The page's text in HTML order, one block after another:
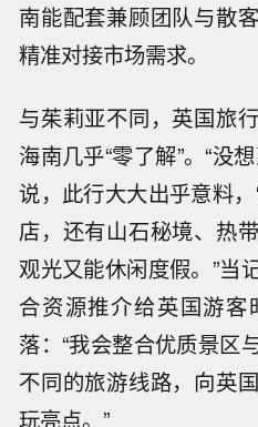
南能配套兼顾团队与散
精准对接市场需求。
与茱莉亚不同，英国旅
海南几乎“零了解”。“没
说，此行大大出乎意料
店，还有山石秘境、热
观光又能休闲度假。”当
合资源推介给英国游
落：“我会整合优质景区
不同的旅游线路，向英
玩亮点。”